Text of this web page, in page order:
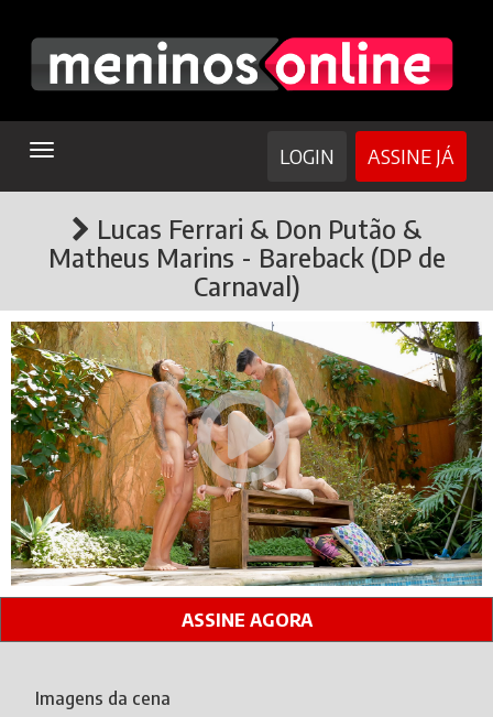
TOGGLE
ASSINE JÁ
LOGIN
Lucas Ferrari & Don Putão &
Matheus Marins - Bareback (DP de
Carnaval)
ASSINE AGORA
Imagens da cena